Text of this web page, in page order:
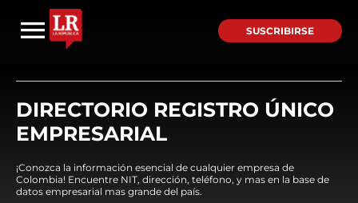
SUSCRIBIRSE
DIRECTORIO REGISTRO ÚNICO
EMPRESARIAL
¡Conozca la información esencial de cualquier empresa de
Colombia! Encuentre NIT, dirección, teléfono, y mas en la base de
datos empresarial mas grande del país.